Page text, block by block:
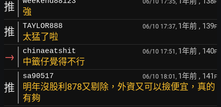
推 06/10 17:35, F
強
推 TAYLOR888 06/10 17:37, 1年前 , 139F
太猛了啦
→ chinaeatshit 06/10 17:51, 1年前 , 140F
中籤仔覺得不行
推
sa90517 06/10 18:01, 1年前 , 141 F
明年沒股利878又剔除，外資又可以撿便宜，真的
有夠